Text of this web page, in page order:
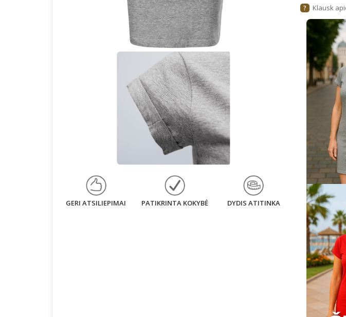
GERI ATSILIEPIMAI PATIKRINTA KOKYBĖ DYDIS ATITINKA
? Klausk